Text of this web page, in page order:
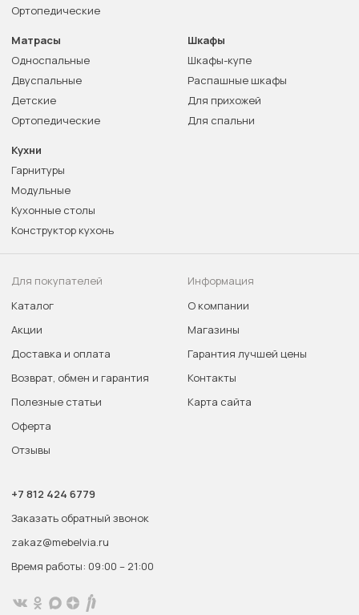
Ортопедические
Матрасы
Односпальные
Двуспальные
Детские
Ортопедические
Шкафы
Шкафы-купе
Распашные шкафы
Для прихожей
Для спальни
Кухни
Гарнитуры
Модульные
Кухонные столы
Конструктор кухонь
Для покупателей
Каталог
Акции
Доставка и оплата
Возврат, обмен и гарантия
Полезные статьи
Оферта
Отзывы
Информация
О компании
Магазины
Гарантия лучшей цены
Контакты
Карта сайта
+7 812 424 6779
Заказать обратный звонок
zakaz@mebelvia.ru
Время работы: 09:00 – 21:00